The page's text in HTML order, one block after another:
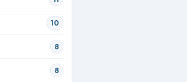
10
8
8